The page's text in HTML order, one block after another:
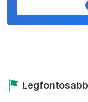
Legfontosabb